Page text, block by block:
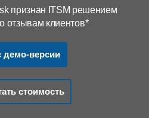
признан ITSM решением
отзывам клиентов*
демо-версии
стоимость